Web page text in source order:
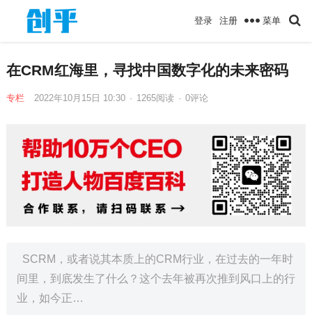
登录 注册 菜单
在CRM红海里，寻找中国数字化的未来密码
专栏 2022年10月15日 10:30 · 1265阅读 · 0评论
SCRM，或者说其本质上的CRM行业，在过去的一年时
间里，到底发生了什么？这个去年被再次推到风口上的行
业，如今正…